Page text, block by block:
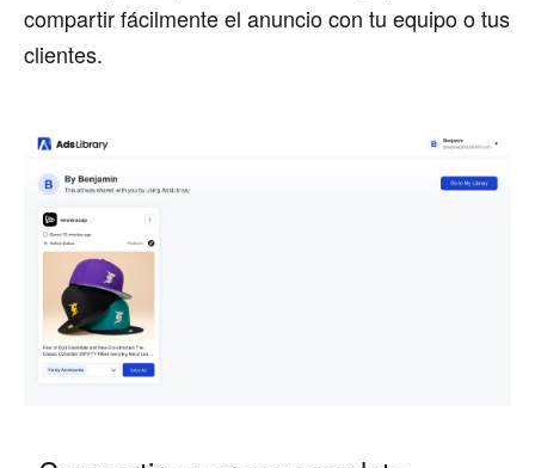
compartir fácilmente el anuncio con tu equipo o tus
clientes.